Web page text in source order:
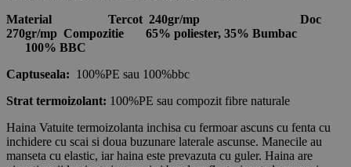
Material Tercot 240gr/mp Doc
270gr/mp Compozitie 65% poliester, 35% Bumbac
100% BBC
Captuseala: 100%PE sau 100%bbc
Strat termoizolant: 100%PE sau compozit fibre naturale
Haina Vatuite termoizolanta inchisa cu fermoar ascuns cu fenta cu
inchidere cu scai si doua buzunare laterale ascunse. Manecile au
manseta cu elastic, iar haina este prevazuta cu guler. Haina are